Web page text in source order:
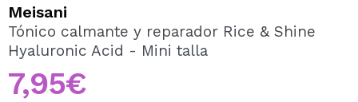
Al crear una cuenta en Maquillalia.com podrás realizar
tus compras rápidamente, revisar el estado de tus
Meisani
Tónico calmante y reparador Rice & Shine
Hyaluronic Acid - Mini talla
7,95€